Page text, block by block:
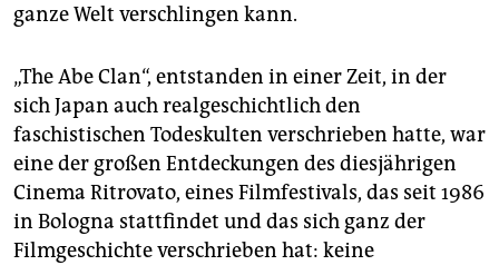
ganze Welt verschlingen kann.
„The Abe Clan“, entstanden in einer Zeit, in der
sich Japan auch realgeschichtlich den
faschistischen Todeskulten verschrieben hatte, war
eine der großen Entdeckungen des diesjährigen
Cinema Ritrovato, eines Filmfestivals, das seit 1986
in Bologna stattfindet und das sich ganz der
Filmgeschichte verschrieben hat: keine